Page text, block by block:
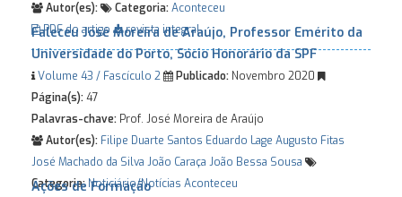
Autor(es):
Categoria:Aconteceu
PDF do artigo
revista integral
Faleceu José Moreira de Araújo, Professor Emérito da
Universidade do Porto, Sócio Honorário da SPF
Volume 43 / Fascículo 2 Publicado: Novembro 2020
Página(s):47
Palavras-chave: Prof. José Moreira de Araújo
Autor(es): Filipe Duarte Santos Eduardo Lage Augusto Fitas
José Machado da Silva João Caraça João Bessa Sousa
Categoria: Noticiário/Notícias Aconteceu
Ações de Formação